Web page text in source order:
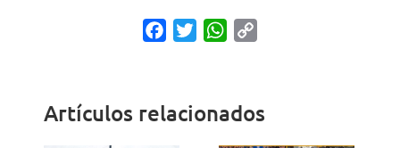
FacebookTwitterWhatsApp
Artículos relacionados